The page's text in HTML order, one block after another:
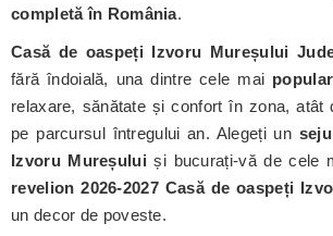
completă în România.
Casă de oaspeți Izvoru Mureșului
fără îndoială, una dintre cele mai
relaxare, sănătate și confort în zona, atât
pe parcursul întregului an. Alegeți un
Izvoru Mureșului și bucurați-vă de cele
revelion 2026-2027 Casă de oaspeți
un decor de poveste.